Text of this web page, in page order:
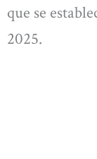
que se
2025.